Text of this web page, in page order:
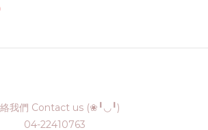
我們 Contact us (❀╹◡╹)
04-22410763